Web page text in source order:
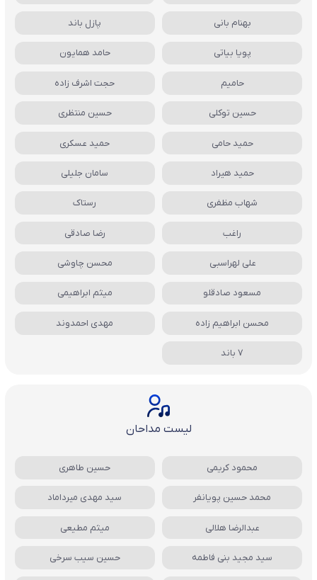
بهنام بانی پازل باند
پویا بیاتی حامد همایون
حامیم حجت اشرف زاده
حسین توکلی حسین منتظری
حمید حامی حمید عسکری
حمید هیراد سامان جلیلی
شهاب مظفری رستاک
راغب رضا صادقی
علی لهراسبی محسن چاوشی
مسعود صادقلو میثم ابراهیمی
محسن ابراهیم زاده مهدی احمدوند
7 باند
لیست مداحان
محمود کریمی حسین طاهری
محمد حسین پویانفر سید مهدی میرداماد
عبدالرضا هلالی میثم مطیعی
سید مجید بنی فاطمه حسین سیب سرخی